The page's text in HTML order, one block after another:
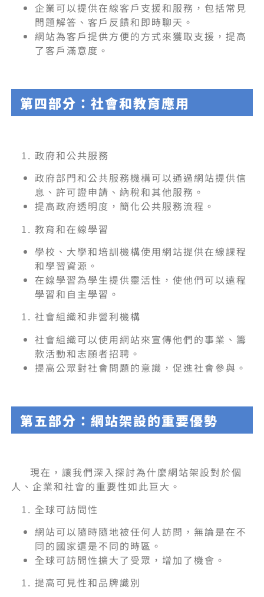
企業可以提供在線客戶支援和服務，包括常見
問題解答、客戶反饋和即時聊天。
網站為客戶提供方便的方式來獲取支援，提高
了客戶滿意度。
第四部分：社會和教育應用
政府和公共服務
政府部門和公共服務機構可以通過網站提供信
息、許可證申請、納稅和其他服務。
提高政府透明度，簡化公共服務流程。
教育和在線學習
學校、大學和培訓機構使用網站提供在線課程
和學習資源。
在線學習為學生提供靈活性，使他們可以遠程
學習和自主學習。
社會組織和非營利機構
社會組織可以使用網站來宣傳他們的事業、籌
款活動和志願者招聘。
提高公眾對社會問題的意識，促進社會參與。
第五部分：網站架設的重要優勢
現在，讓我們深入探討為什麼網站架設對於個
人、企業和社會的重要性如此巨大。
全球可訪問性
網站可以隨時隨地被任何人訪問，無論是在不
同的國家還是不同的時區。
全球可訪問性擴大了受眾，增加了機會。
提高可見性和品牌識別